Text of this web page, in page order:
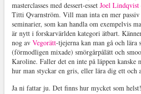
masterclasses med dessert-esset Joel Lindqvist
Titti Qvarnström. Vill man inta en mer
seminarier, som kan handla om exempelvis
är nytt i forskarvärlden kategori ätbart.
nog av Vegorätt-tjejerna kan man gå och
(förmodligen mixade) smörgårpålätt och
Karoline. Faller det en inte på läppen kanske
hur man styckar en gris, eller lära dig ett och
Ja ni fattar ju. Det finns hur mycket som helst!